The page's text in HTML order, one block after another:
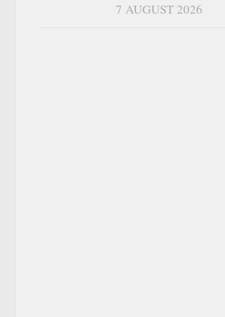
7 AUGUST 2026